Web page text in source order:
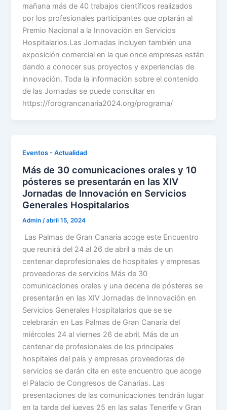
mañana más de 40 trabajos científicos realizados
por los profesionales participantes que optarán al
Premio Nacional a la Innovación en Servicios
Hospitalarios.Las Jornadas incluyen también una
exposición comercial en la que once empresas están
dando a conocer sus proyectos y experiencias de
innovación. Toda la información sobre el contenido
de las Jornadas se puede consultar en
https://forograncanaria2024.org/programa/
Eventos - Actualidad
Más de 30 comunicaciones orales y 10
pósteres se presentarán en las XIV
Jornadas de Innovación en Servicios
Generales Hospitalarios
Admin/abril 15, 2024
Las Palmas de Gran Canaria acoge este Encuentro
que reunirá del 24 al 26 de abril a más de un
centenar deprofesionales de hospitales y empresas
proveedoras de servicios Más de 30
comunicaciones orales y una decena de pósteres se
presentarán en las XIV Jornadas de Innovación en
Servicios Generales Hospitalarios que se se
celebrarán en Las Palmas de Gran Canaria del
miércoles 24 al viernes 26 de abril. Más de un
centenar de profesionales de los principales
hospitales del país y empresas proveedoras de
servicios se darán cita en este encuentro que acoge
el Palacio de Congresos de Canarias. Las
presentaciones de las comunicaciones tendrán lugar
en la tarde del jueves 25 en las salas Tenerife y Gran